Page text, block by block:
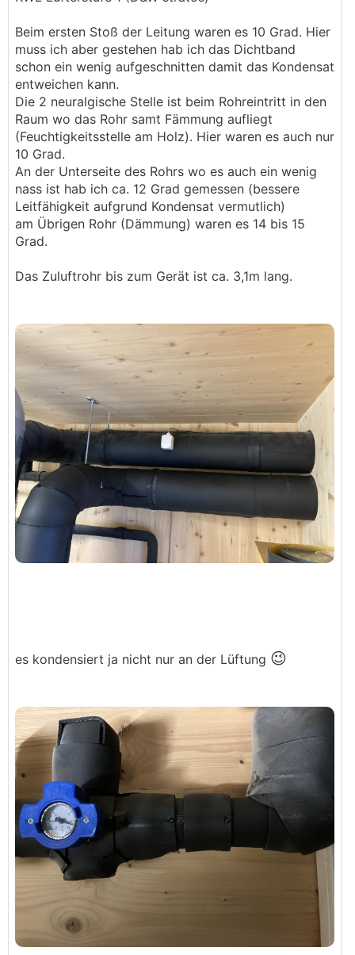
Beim ersten Stoß der Leitung waren es 10 Grad. Hier
muss ich aber gestehen hab ich das Dichtband
schon ein wenig aufgeschnitten damit das Kondensat
entweichen kann.
Die 2 neuralgische Stelle ist beim Rohreintritt in den
Raum wo das Rohr samt Fämmung aufliegt
(Feuchtigkeitsstelle am Holz). Hier waren es auch nur
10 Grad.
An der Unterseite des Rohrs wo es auch ein wenig
nass ist hab ich ca. 12 Grad gemessen (bessere
Leitfähigkeit aufgrund Kondensat vermutlich)
am Übrigen Rohr (Dämmung) waren es 14 bis 15
Grad.
Das Zuluftrohr bis zum Gerät ist ca. 3,1m lang.
es kondensiert ja nicht nur an der Lüftung 😉